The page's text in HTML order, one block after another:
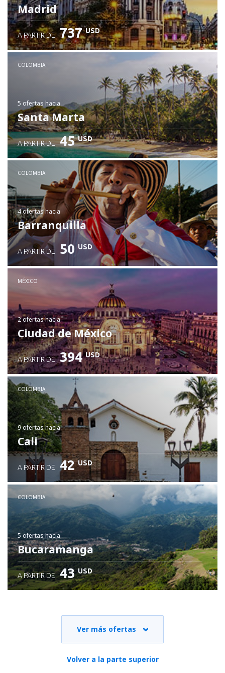
Madrid
A PARTIR DE: 737 USD
COLOMBIA
5 ofertas hacia
Santa Marta
A PARTIR DE: 45 USD
COLOMBIA
4 ofertashacia
Barranquilla
A PARTIR DE: 50 USD
MÉXICO
2 ofertashacia
Ciudad de México
A PARTIR DE: 394 USD
COLOMBIA
9 ofertashacia
Cali
A PARTIR DE: 42 USD
COLOMBIA
5 ofertashacia
Bucaramanga
A PARTIR DE: 43 USD
Ver más ofertas
Volver a la parte superior